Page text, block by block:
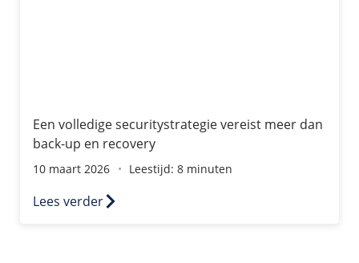
Een volledige securitystrategie vereist meer dan
back-up en recovery
10 maart 2026 Leestijd: 8 minuten
Lees verder